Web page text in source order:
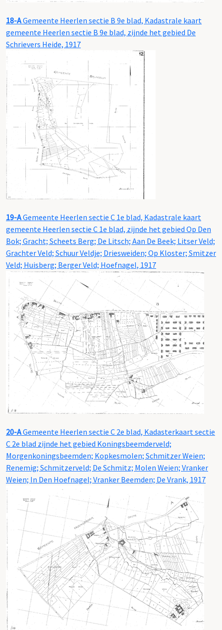
18-AGemeente Heerlen sectie B 9e blad, Kadastrale kaart
gemeente Heerlen sectie B 9e blad, zijnde het gebied De
Schrievers Heide, 1917
19-AGemeente Heerlen sectie C 1e blad, Kadastrale kaart
gemeente Heerlen sectie C 1e blad, zijnde het gebied Op Den
Bok; Gracht; Scheets Berg; De Litsch; Aan De Beek; Litser Veld;
Grachter Veld; Schuur Veldje; Driesweiden; Op Kloster; Smitzer
Veld; Huisberg; Berger Veld; Hoefnagel, 1917
20-AGemeente Heerlen sectie C 2e blad, Kadasterkaart sectie
C 2e blad zijnde het gebied Koningsbeemderveld;
Morgenkoningsbeemden; Kopkesmolen; Schmitzer Weien;
Renemig; Schmitzerveld; De Schmitz; Molen Weien; Vranker
Weien; In Den Hoefnagel; Vranker Beemden; De Vrank, 1917